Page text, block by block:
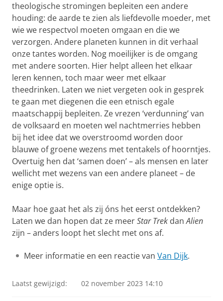
theologische stromingen bepleiten een andere
houding: de aarde te zien als liefdevolle moeder, met
wie we respectvol moeten omgaan en die we
verzorgen. Andere planeten kunnen in dit verhaal
onze tantes worden. Nog moeilijker is de omgang
met andere soorten. Hier helpt alleen het elkaar
leren kennen, toch maar weer met elkaar
theedrinken. Laten we niet vergeten ook in gesprek
te gaan met diegenen die een etnisch egale
maatschappij bepleiten. Ze vrezen ‘verdunning’ van
de volksaard en moeten wel nachtmerries hebben
bij het idee dat we overstroomd worden door
blauwe of groene wezens met tentakels of hoorntjes.
Overtuig hen dat ‘samen doen’ – als mensen en later
wellicht met wezens van een andere planeet – de
enige optie is.
Maar hoe gaat het als zij óns het eerst ontdekken?
Laten we dan hopen dat ze meerStar Trek danAlien
zijn – anders loopt het slecht met ons af.
Meer informatie en een reactie van Van Dijk.
Laatst gewijzigd: 02 november 2023 14:10